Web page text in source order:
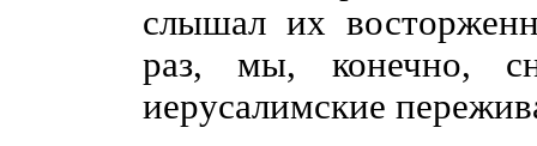
слышал их
раз, мы, конечно,
иерусалимские